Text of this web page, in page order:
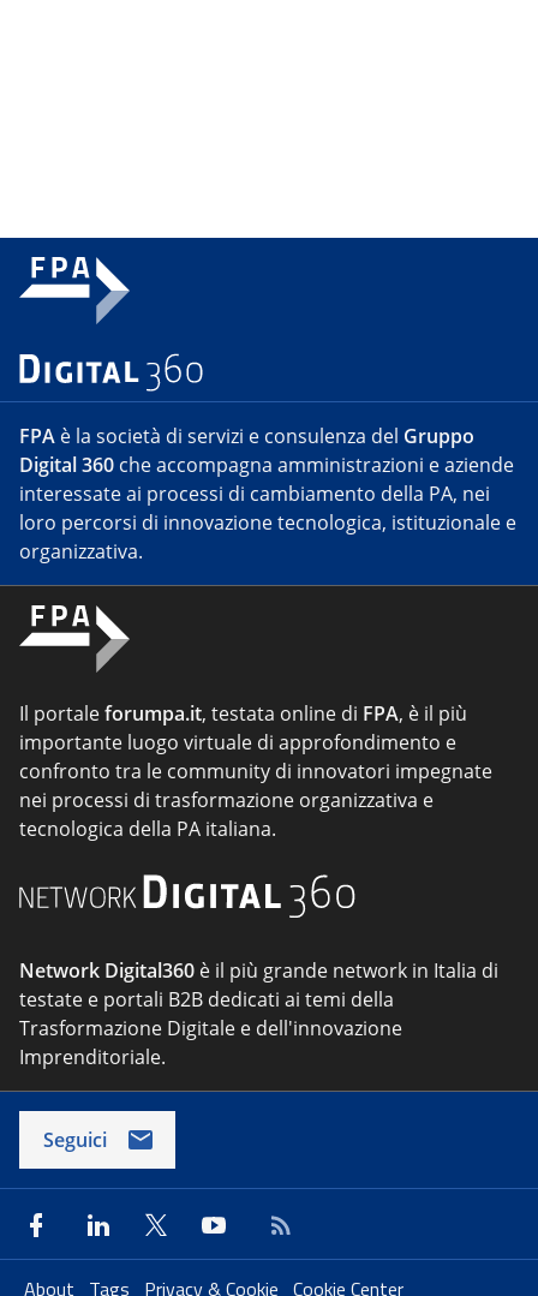
FPA è la società di servizi e consulenza del Gruppo
Digital 360 che accompagna amministrazioni e aziende
interessate ai processi di cambiamento della PA, nei
loro percorsi di innovazione tecnologica, istituzionale e
organizzativa.
Il portaleforumpa.it, testata online di FPA, è il più
importante luogo virtuale di approfondimento e
confronto tra le community di innovatori impegnate
nei processi di trasformazione organizzativa e
tecnologica della PA italiana.
Network Digital360 è il più grande network in Italia di
testate e portali B2B dedicati ai temi della
Trasformazione Digitale e dell'innovazione
Imprenditoriale.
Seguici
About Tags Privacy & Cookie Cookie Center